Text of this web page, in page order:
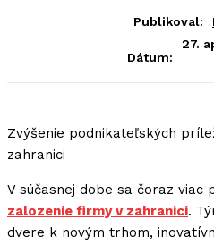
Publikoval:
Dátum:
27.
Zvýšenie podnikateľských
zahranici
V súčasnej dobe sa čoraz viac
zalozenie firmy v zahranici.
dvere k novým trhom,